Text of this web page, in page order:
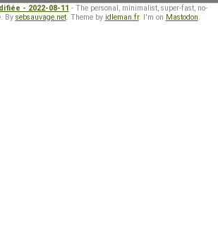
- 2022-08-11 - The personal, minimalist, super-fast, no-
By sebsauvage.net. Theme by idleman.fr. I'm on Mastodon.